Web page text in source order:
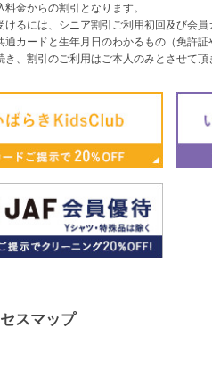
金からの割引となります。
るには、シニア割引ご利用初回及び会員
通カードと生年月日のわかるもの（免許証
、割引のご利用はご本人のみとさせて頂
スマップ